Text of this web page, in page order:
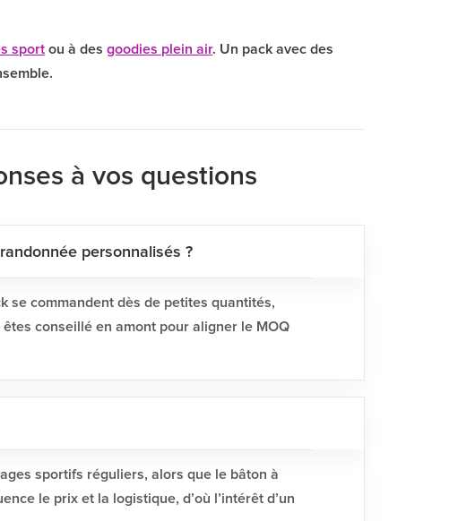
sport ou à desgoodies plein air. Un pack avec des
à vos questions
personnalisés ?
se commandent dès de petites quantités,
conseillé en amont pour aligner le MOQ
sportifs réguliers, alors que le bâton à
le prix et la logistique, d’où l’intérêt d’un